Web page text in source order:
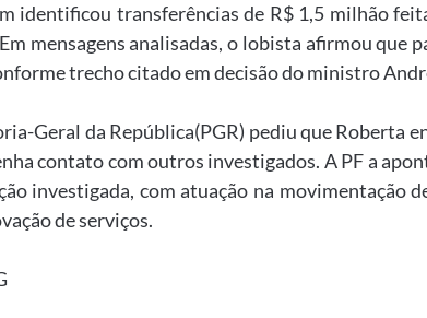
identificou transferências de R$ 1,5 milhão
mensagens analisadas, o lobista afirmou que
trecho citado em decisão do ministro
Geral da República(PGR) pediu que Roberta
contato com outros investigados. A PF a
investigada, com atuação na movimentação
de serviços.